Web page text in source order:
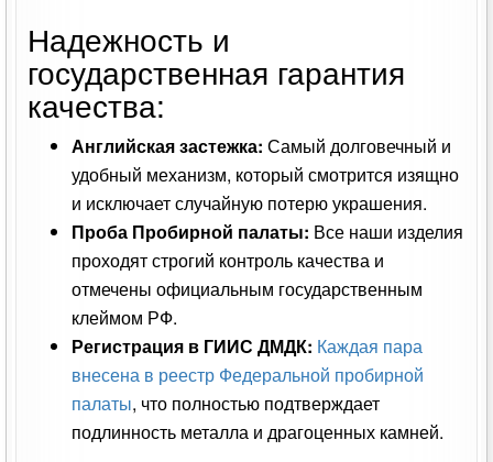
Надежность и
государственная гарантия
качества:
Английская застежка: Самый долговечный и
удобный механизм, который смотрится изящно
и исключает случайную потерю украшения.
Проба Пробирной палаты: Все наши изделия
проходят строгий контроль качества и
отмечены официальным государственным
клеймом РФ.
Регистрация в ГИИС ДМДК: Каждая пара
внесена в реестр Федеральной пробирной
палаты, что полностью подтверждает
подлинность металла и драгоценных камней.